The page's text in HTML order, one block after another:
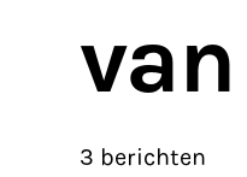
3 berichten